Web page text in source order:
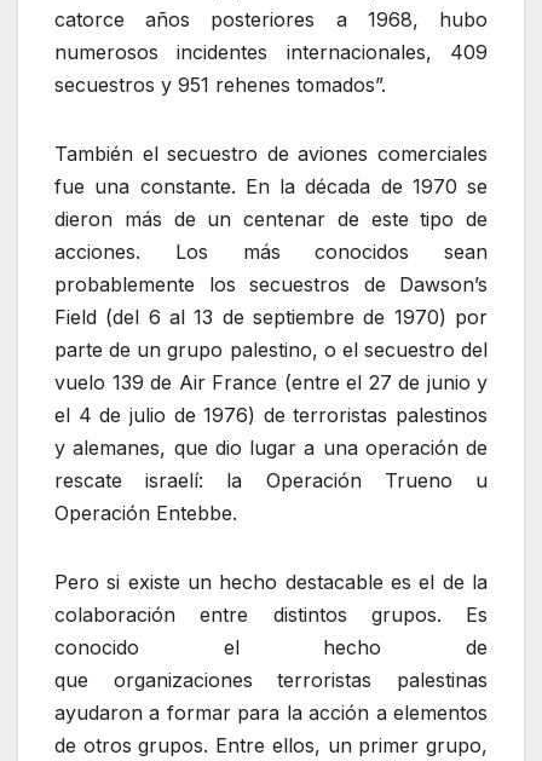
catorce años posteriores a 1968, hubo
numerosos incidentes internacionales, 409
secuestros y 951 rehenes tomados”.
También el secuestro de aviones comerciales
fue una constante. En la década de 1970 se
dieron más de un centenar de este tipo de
acciones. Los más conocidos sean
probablemente los secuestros de Dawson’s
Field (del 6 al 13 de septiembre de 1970) por
parte de un grupo palestino, o el secuestro del
vuelo 139 de Air France (entre el 27 de junio y
el 4 de julio de 1976) de terroristas palestinos
y alemanes, que dio lugar a una operación de
rescate israelí: la Operación Trueno u
Operación Entebbe.
Pero si existe un hecho destacable es el de la
colaboración entre distintos grupos. Es
conocido el hecho de
que organizaciones terroristas palestinas
ayudaron a formar para la acción a elementos
de otros grupos. Entre ellos, un primer grupo,